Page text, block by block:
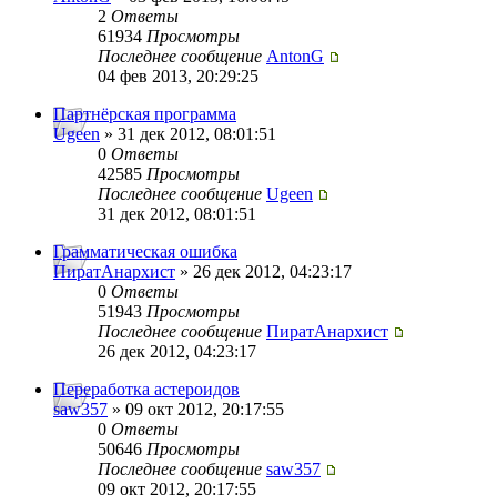
2 Ответы
61934 Просмотры
Последнее сообщение AntonG
04 фев 2013, 20:29:25
Партнёрская программа
Ugeen » 31 дек 2012, 08:01:51
0 Ответы
42585 Просмотры
Последнее сообщение Ugeen
31 дек 2012, 08:01:51
Грамматическая ошибка
ПиратАнархист » 26 дек 2012, 04:23:17
0 Ответы
51943 Просмотры
Последнее сообщение ПиратАнархист
26 дек 2012, 04:23:17
Переработка астероидов
saw357 » 09 окт 2012, 20:17:55
0 Ответы
50646 Просмотры
Последнее сообщение saw357
09 окт 2012, 20:17:55